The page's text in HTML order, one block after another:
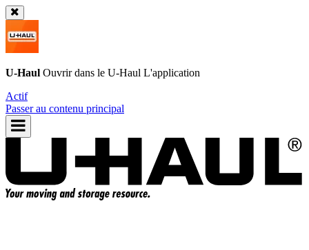
U-Haul Ouvrir dans le U-Haul L'application
Actif
Passer au contenu principal